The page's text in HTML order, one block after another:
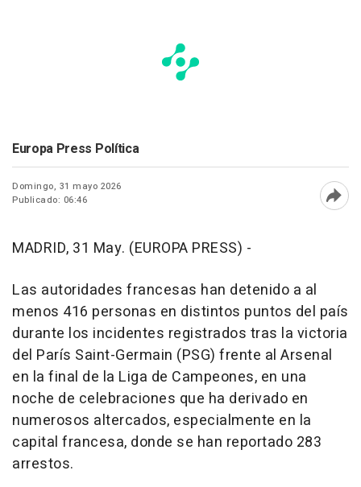
Europa Press Política
Domingo, 31 mayo 2026
Publicado: 06:46
MADRID, 31 May. (EUROPA PRESS) -
Las autoridades francesas han detenido a al
menos 416 personas en distintos puntos del país
durante los incidentes registrados tras la victoria
del París Saint-Germain (PSG) frente al Arsenal
en la final de la Liga de Campeones, en una
noche de celebraciones que ha derivado en
numerosos altercados, especialmente en la
capital francesa, donde se han reportado 283
arrestos.